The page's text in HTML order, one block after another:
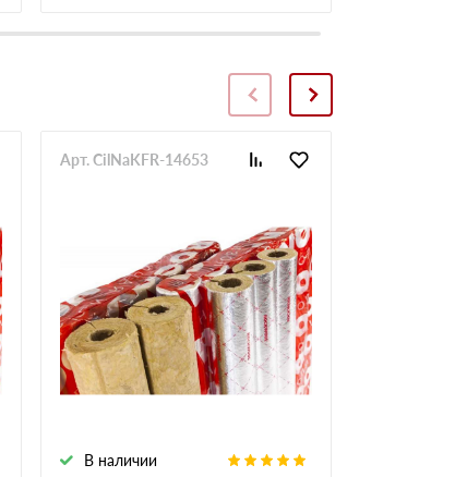
В наличии
Арт. CilNaKFR-14653